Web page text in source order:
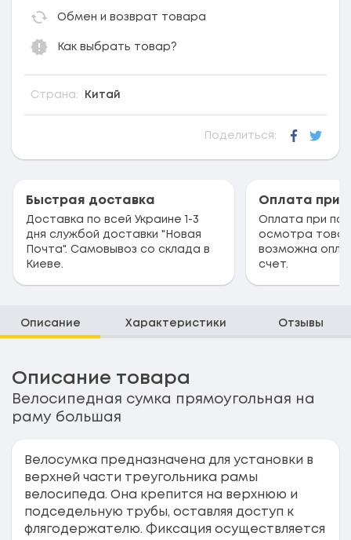
Обмен и возврат товара
Как выбрать товар?
Страна: Китай
Поделиться:
Быстрая доставка
Доставка по всей Украине 1-3
дня службой доставки "Новая
Почта". Самовывоз со склада в
Киеве.
Оплата при
Оплата при
осмотра
возможна
счет.
Описание Характеристики Отзывы
Описание товара
Велосипедная сумка прямоугольная на
раму большая
Велосумка предназначена для установки в
верхней части треугольника рамы
велосипеда. Она крепится на верхнюю и
подседельную трубы, оставляя доступ к
флягодержателю. Фиксация осуществляется